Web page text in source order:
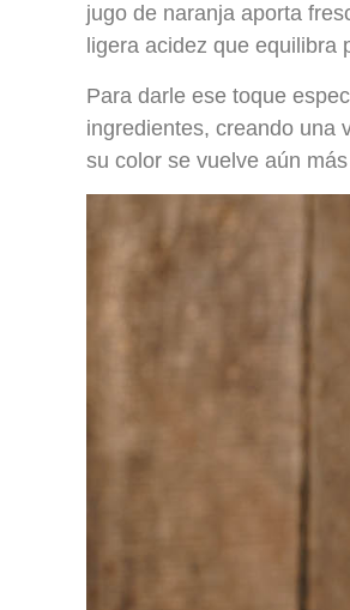
jugo de naranja aporta
ligera acidez que equilibra
Para darle ese toque
ingredientes, creando una
su color se vuelve aún